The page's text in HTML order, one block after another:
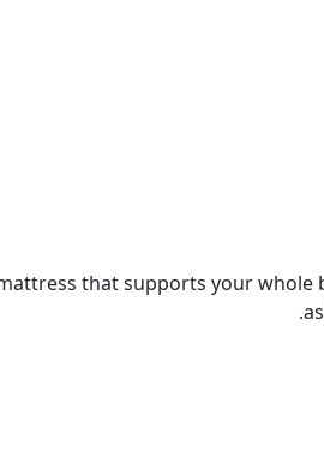
that supports your